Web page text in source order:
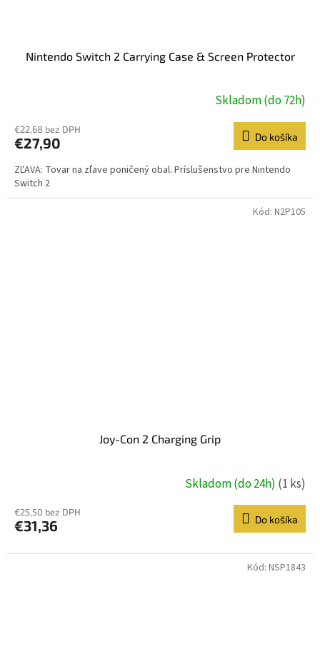
Nintendo Switch 2 Carrying Case & Screen Protector
Skladom (do 72h)
€22,68 bez DPH
€27,90 Do košíka
ZĽAVA: Tovar na zľave poničený obal. Príslušenstvo pre Nintendo
Switch 2
Joy-Con 2 Charging Grip
Skladom (do 24h) (1 ks)
€25,50 bez DPH
€31,36 Do košíka
Kód: N2P105
Kód: NSP1843